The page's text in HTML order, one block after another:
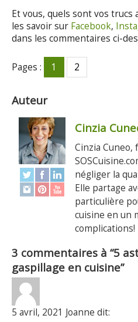
Et vous, quels sont vos trucs
les savoir sur Facebook,
dans les commentaires ci-
Pages : 1 2
Auteur
Cinzia
Cinzia Cuneo,
négliger la
Elle partage
particulière
cuisine en un
complications!
3 commentaires à “5
gaspillage en cuisine”
5 avril, 2021 Joanne dit: